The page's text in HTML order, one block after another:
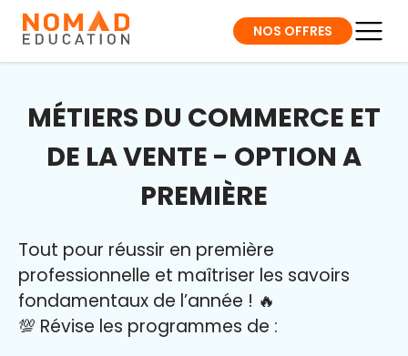
NOS OFFRES
MÉTIERS DU COMMERCE ET
DE LA VENTE - OPTION A
PREMIÈRE
Tout pour réussir en première
professionnelle et maîtriser les savoirs
fondamentaux de l’année ! 🔥
💯 Révise les programmes de :